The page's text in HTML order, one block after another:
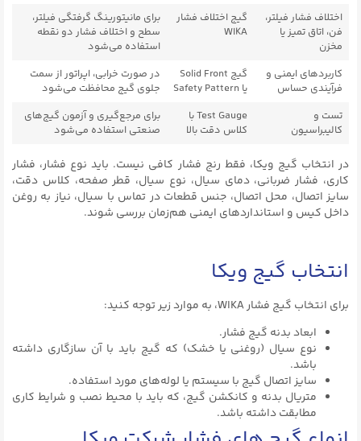
اختلاف فشار فیلتر،
فن، اتاق تمیز یا
مخزن
گیج اختلاف فشار
WIKA
برای مانیتورینگ گرفتگی فیلتر،
سطح و اختلاف فشار دو نقطه
استفاده می‌شود
کاربردهای ایمنی و
فرآیندی حساس
گیج Solid Front
یا Safety Pattern
در صورت خرابی، اپراتور از سمت
جلوی گیج محافظت می‌شود
تست و
کالیبراسیون
Test Gauge با
کلاس دقت بالا
برای مرجع‌گیری و آزمون گیج‌های
صنعتی استفاده می‌شود
در انتخاب گیج ویکا، فقط رنج فشار کافی نیست. باید نوع فشار، فشار
کاری، فشار ضربانی، دمای سیال، نوع سیال، قطر صفحه، کلاس دقت،
سایز اتصال، محل اتصال، جنس قطعات در تماس با سیال، نیاز به روغن
داخل کیس و استانداردهای ایمنی هم‌زمان بررسی شوند.
انتخاب گیج ویکا
برای انتخاب گیج فشار WIKA، به موارد زیر توجه کنید:
ابعاد بدنه گیج فشار.
نوع سیال (روغنی یا خشک) که گیج باید با آن سازگاری داشته
باشد.
سایز اتصال گیج با سیستم یا لوله‌های مورد استفاده.
متریال بدنه و کانکشن گیج، که باید با محیط نصب و شرایط کاری
مطابقت داشته باشد.